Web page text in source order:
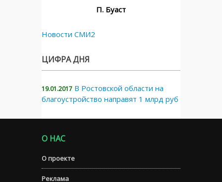
П. Буаст
Новости СМИ2
ЦИФРА ДНЯ
19.01.2017 В Ростовской области на
благоустройство направят 1 млрд руб
О НАС
О проекте
Реклама